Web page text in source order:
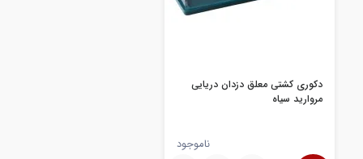
دکوری کشتی معلق دزدان دریایی
مروارید سیاه
ناموجود